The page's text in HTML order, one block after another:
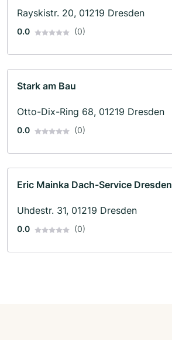
Rayskistr. 20, 01219 Dresden
0.0 (0)
Stark am Bau
Otto-Dix-Ring 68, 01219 Dresden
0.0 (0)
Eric Mainka Dach-Service Dresden
Uhdestr. 31, 01219 Dresden
0.0 (0)